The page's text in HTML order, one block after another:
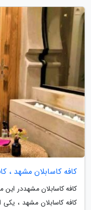
کافه کاسابلان مشهد ،
کافه کاسابلان مشهددر این
کافه کاسابلان مشهد ، یکی